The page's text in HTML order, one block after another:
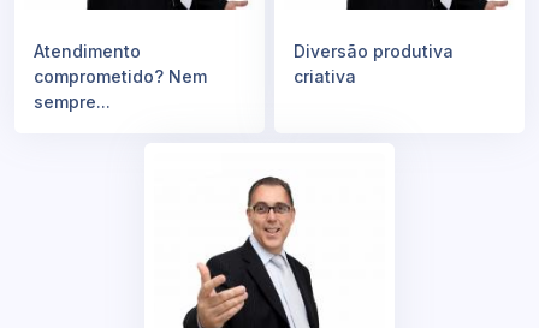
Atendimento
comprometido? Nem
sempre...
Diversão produtiva
criativa